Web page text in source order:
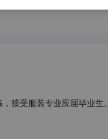
接受服装专业应届毕业生。